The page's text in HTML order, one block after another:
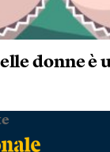
donne è